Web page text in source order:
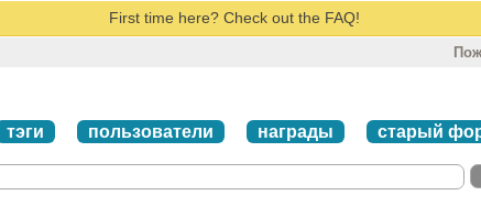
First time here? Check out the FAQ!
тэги пользователи награды старый